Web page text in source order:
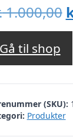
1.000,00
Gå til shop
(SKU):
Produkter